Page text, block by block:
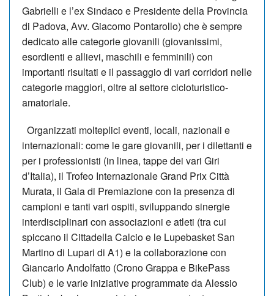
Gabrielli e l’ex Sindaco e Presidente della Provincia
di Padova, Avv. Giacomo Pontarollo) che è sempre
dedicato alle categorie giovanili (giovanissimi,
esordienti e allievi, maschili e femminili) con
importanti risultati e il passaggio di vari corridori nelle
categorie maggiori, oltre al settore cicloturistico-
amatoriale.
Organizzati molteplici eventi, locali, nazionali e
internazionali: come le gare giovanili, per i dilettanti e
per i professionisti (in linea, tappe dei vari Giri
d’Italia), il Trofeo Internazionale Grand Prix Città
Murata, il Gala di Premiazione con la presenza di
campioni e tanti vari ospiti, sviluppando sinergie
interdisciplinari con associazioni e atleti (tra cui
spiccano il Cittadella Calcio e le Lupebasket San
Martino di Lupari di A1) e la collaborazione con
Giancarlo Andolfatto (Crono Grappa e BikePass
Club) e le varie iniziative programmate da Alessio